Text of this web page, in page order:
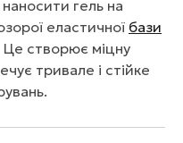
гель на
еластичної бази
Це створює міцну
тривале і стійке